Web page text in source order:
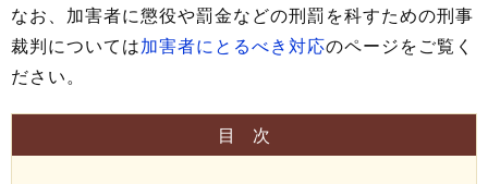
なお、加害者に懲役や罰金などの刑罰を科すための刑事
裁判については加害者にとるべき対応のページをご覧く
ださい。
目次